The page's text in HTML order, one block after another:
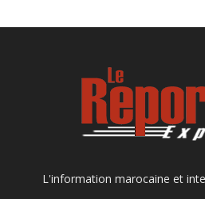
L'information marocaine et